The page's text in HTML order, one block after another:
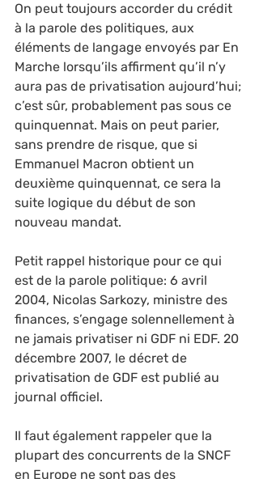
On peut toujours accorder du crédit
à la parole des politiques, aux
éléments de langage envoyés par En
Marche lorsqu’ils affirment qu’il n’y
aura pas de privatisation aujourd’hui;
c’est sûr, probablement pas sous ce
quinquennat. Mais on peut parier,
sans prendre de risque, que si
Emmanuel Macron obtient un
deuxième quinquennat, ce sera la
suite logique du début de son
nouveau mandat.
Petit rappel historique pour ce qui
est de la parole politique: 6 avril
2004, Nicolas Sarkozy, ministre des
finances, s’engage solennellement à
ne jamais privatiser ni GDF ni EDF. 20
décembre 2007, le décret de
privatisation de GDF est publié au
journal officiel.
Il faut également rappeler que la
plupart des concurrents de la SNCF
en Europe ne sont pas des